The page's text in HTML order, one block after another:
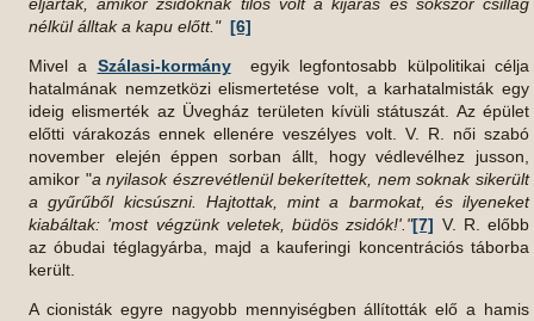
nélkül álltak a kapu előtt." [6]
Mivel a Szálasi-kormányegyik legfontosabb külpolitikai célja
hatalmának nemzetközi elismertetése volt, a karhatalmisták egy
ideig elismerték az Üvegház területen kívüli státuszát. Az épület
előtti várakozás ennek ellenére veszélyes volt. V. R. női szabó
november elején éppen sorban állt, hogy védlevélhez jusson,
amikor "a nyilasok észrevétlenül bekerítettek, nem soknak sikerült
a gyűrűből kicsúszni. Hajtottak, mint a barmokat, és ilyeneket
kiabáltak: 'most végzünk veletek, büdös zsidók!'."[7] V. R. előbb
az óbudai téglagyárba, majd a kauferingi koncentrációs táborba
került.
A cionisták egyre nagyobb mennyiségben állították elő a hamis